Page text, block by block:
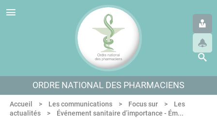
Aller au menu
Aller au contenu
Aller en bas de page
ORDRE NATIONAL DES PHARMACIENS
Accueil Les communications Focus sur
Les
actualités
Événement sanitaire d’importance - Ém...
Panneau de gestion des cookies